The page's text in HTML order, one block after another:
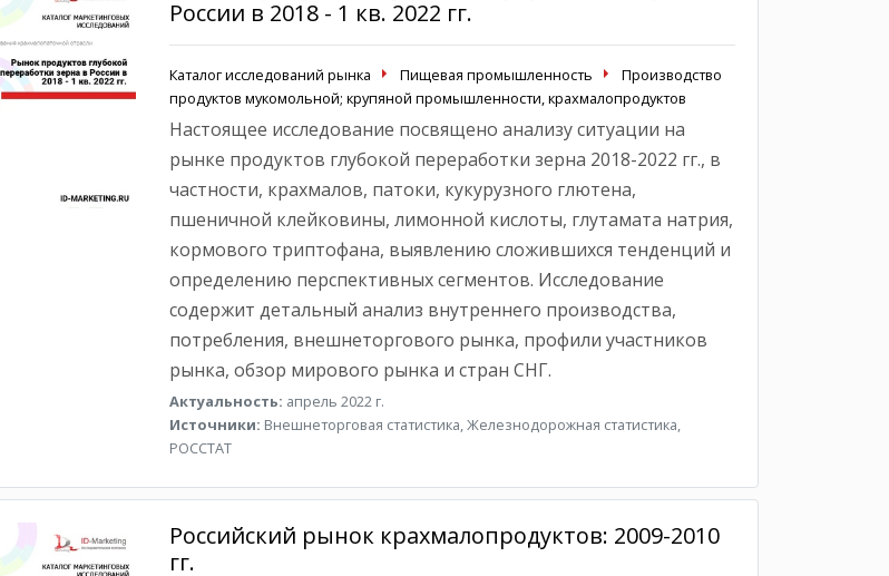
России в 2018 - 1 кв. 2022 гг.
Каталог исследований рынка Пищевая промышленность
Производство
продуктов мукомольной; крупяной промышленности, крахмалопродуктов
Настоящее исследование посвящено анализу ситуации на
рынке продуктов глубокой переработки зерна 2018-2022 гг., в
частности, крахмалов, патоки, кукурузного глютена,
пшеничной клейковины, лимонной кислоты, глутамата натрия,
кормового триптофана, выявлению сложившихся тенденций и
определению перспективных сегментов. Исследование
содержит детальный анализ внутреннего производства,
потребления, внешнеторгового рынка, профили участников
рынка, обзор мирового рынка и стран СНГ.
Актуальность: апрель 2022 г.
Источники: Внешнеторговая статистика, Железнодорожная статистика,
РОССТАТ
Российский рынок крахмалопродуктов: 2009-2010
гг.